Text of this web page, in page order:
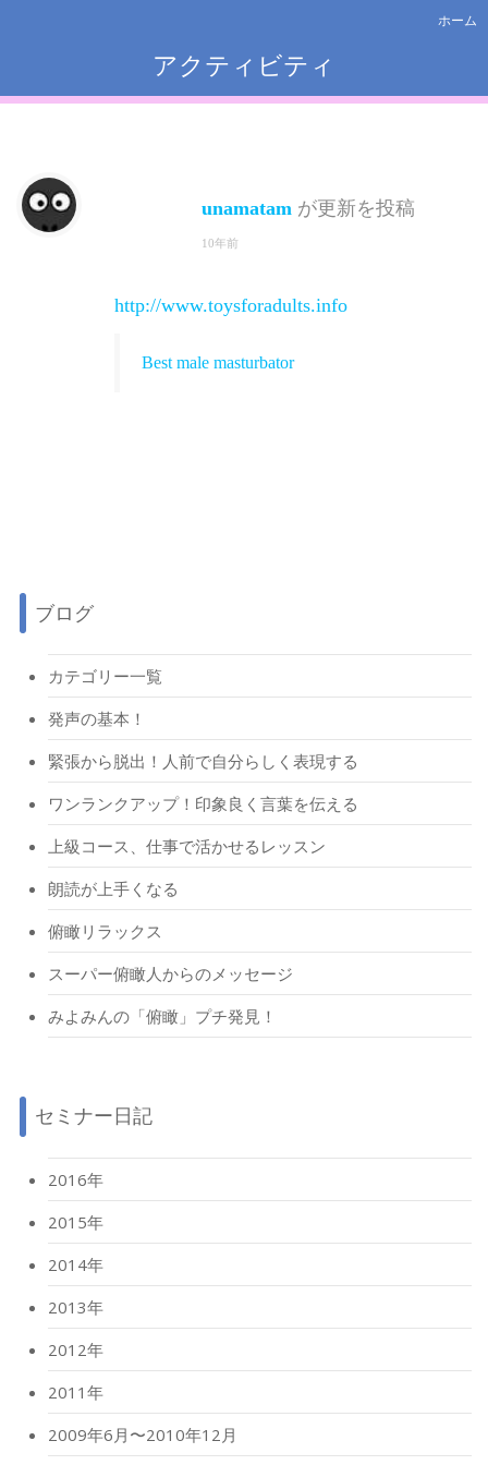
アクティビティ
ホーム
unamatam が更新を投稿
10年前
http://www.toysforadults.info
Best male masturbator
ブログ
カテゴリー一覧
発声の基本！
緊張から脱出！人前で自分らしく表現する
ワンランクアップ！印象良く言葉を伝える
上級コース、仕事で活かせるレッスン
朗読が上手くなる
俯瞰リラックス
スーパー俯瞰人からのメッセージ
みよみんの「俯瞰」プチ発見！
セミナー日記
2016年
2015年
2014年
2013年
2012年
2011年
2009年6月〜2010年12月